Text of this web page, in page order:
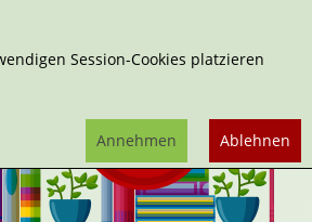
Session-Cookies platzieren
Ablehnen
Annehmen